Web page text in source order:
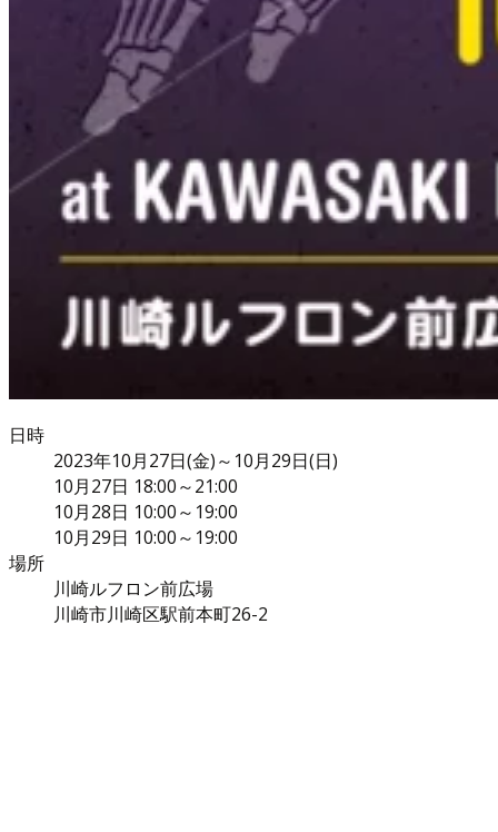
日時
2023年10月27日(金)～10月29日(日)
10月27日 18:00～21:00
10月28日 10:00～19:00
10月29日 10:00～19:00
場所
川崎ルフロン前広場
川崎市川崎区駅前本町26-2